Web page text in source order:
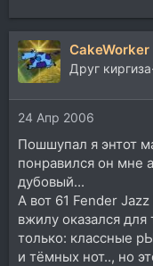
CakeWorker
Друг
24 Апр 2006
Пошшупал я энтот
понравился он мне
дубовый...
А вот 61 Fender
вжилу оказался
только: классные
и тёмных нот.., но